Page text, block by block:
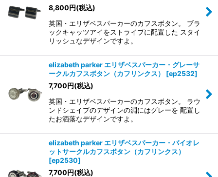
8,800円(税込)
英国・エリザベスパーカーのカフスボタン。 ブラ
ックキャッツアイをストライプに配置した スタイ
リッシュなデザインですよ。
elizabeth parker エリザベスパーカー・グレーサ
ークルカフスボタン（カフリンクス）
[ep2532]
7,700円(税込)
英国・エリザベスパーカーのカフスボタン。 ラウ
ンドシェイプのデザインの淵にはグレーを 配置し
たお洒落なデザインですよ。
elizabeth parker エリザベスパーカー・バイオレ
ットサークルカフスボタン（カフリンクス）
[ep2530]
7,700円(税込)